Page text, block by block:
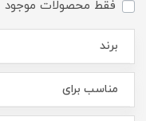
فقط محصولات موجود
برند
مناسب برای